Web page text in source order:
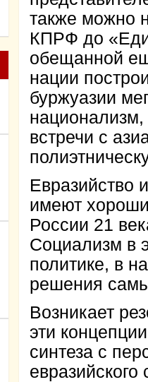
также можно
КПРФ до
обещанной
нации
буржуазии
встречи с
Евразийство
имеют
России 21
Социализм в
политике, в
решения
Возникает
эти
синтеза с